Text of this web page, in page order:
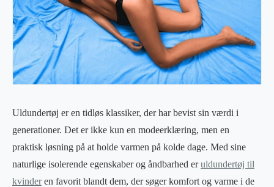
Uldundertøj er en tidløs klassiker, der har bevist sin værdi i
generationer. Det er ikke kun en modeerklæring, men en
praktisk løsning på at holde varmen på kolde dage. Med sine
naturlige isolerende egenskaber og åndbarhed eruldundertøj til
kvinderen favorit blandt dem, der søger komfort og varme i de